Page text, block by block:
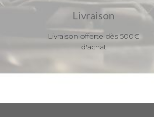
Livraison
Livraison offerte dès 500€
d'achat